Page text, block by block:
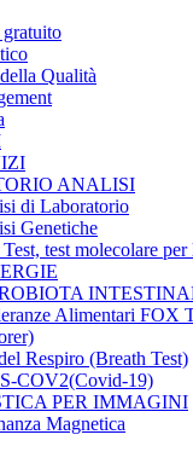
gratuito
Qualità
ANALISI
di Laboratorio
Genetiche
test molecolare
Alimentari FOX
Respiro (Breath Test)
COV2(Covid-19)
PER IMMAGINI
Magnetica